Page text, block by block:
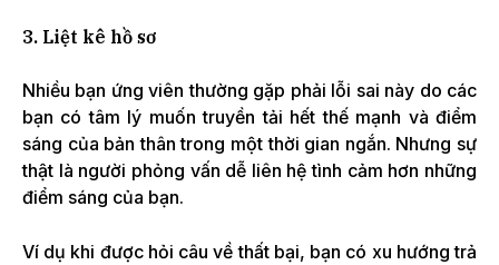
3. Liệt kê hồ sơ
Nhiều bạn ứng viên thường gặp phải lỗi sai này do các
bạn có tâm lý muốn truyền tải hết thế mạnh và điểm
sáng của bản thân trong một thời gian ngắn. Nhưng sự
thật là người phỏng vấn dễ liên hệ tình cảm hơn những
điểm sáng của bạn.
Ví dụ khi được hỏi câu về thất bại, bạn có xu hướng trả